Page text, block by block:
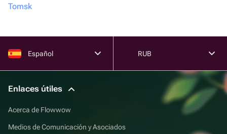
Tomsk
Español RUB
Enlaces útiles
Acerca de Flowwow
Medios de Comunicación y Asociados